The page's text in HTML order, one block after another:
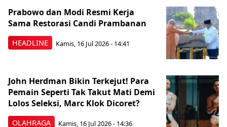
HEADLINE
Prabowo dan Modi Resmi Kerja
Sama Restorasi Candi Prambanan
Kamis, 16 Jul 2026 - 14:41
OLAHRAGA
John Herdman Bikin Terkejut! Para
Pemain Seperti Tak Takut Mati Demi
Lolos Seleksi, Marc Klok Dicoret?
Kamis, 16 Jul 2026 - 14:36